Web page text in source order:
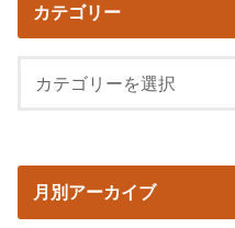
カテゴリー
月別アーカイブ